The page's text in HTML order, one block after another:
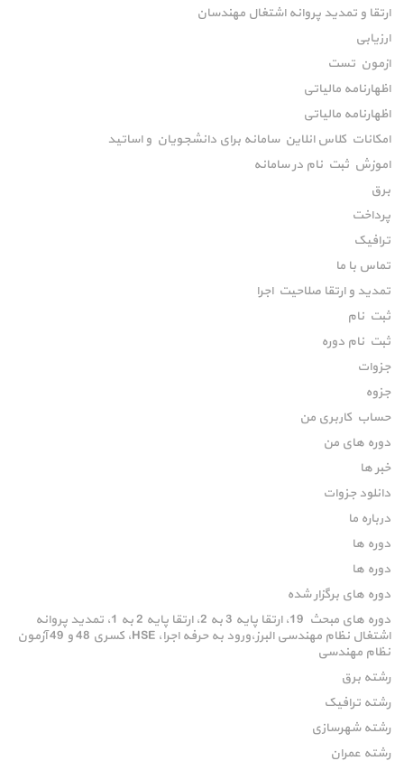
ارتقا و تمدید پروانه اشتغال مهندسان
ارزیابی
ازمون تست
اظهارنامه مالیاتی
اظهارنامه مالیاتی
امکانات کلاس انلاین سامانه برای دانشجویان و اساتید
اموزش ثبت نام در سامانه
برق
پرداخت
ترافیک
تماس با ما
تمدید و ارتقا صلاحیت اجرا
ثبت نام
ثبت نام دوره
جزوات
جزوه
حساب کاربری من
دوره های من
خبر ها
دانلود جزوات
درباره ما
دوره ها
دوره ها
دوره های برگزار شده
دوره های مبحث 19، ارتقا پایه 3 به 2، ارتقا پایه 2 به 1، تمدید پروانه
اشتغال نظام مهندسی البرز،ورود به حرفه اجرا، HSE، کسری 48 و 49 آزمون
نظام مهندسی
رشته برق
رشته ترافیک
رشته شهرسازی
رشته عمران